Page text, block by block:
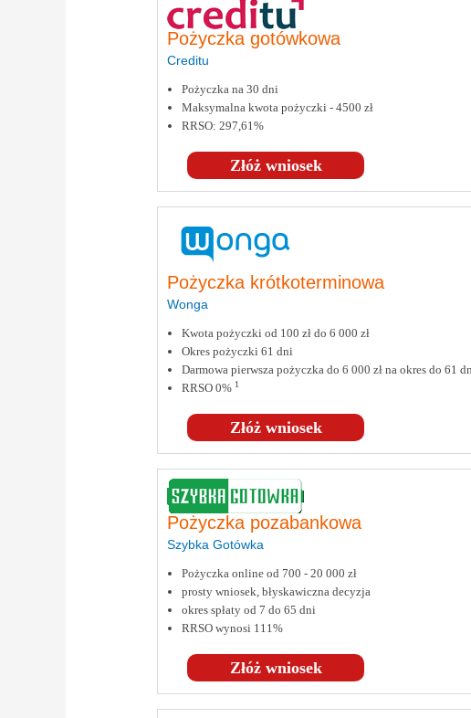
Pożyczka gotówkowa
Creditu
Złóż wniosek
Pożyczka na 30 dni
Maksymalna kwota pożyczki - 4500 zł
RRSO: 297,61%
Pożyczka krótkoterminowa
Wonga
Złóż wniosek
Kwota pożyczki od 100 zł do 6 000 zł
Okres pożyczki 61 dni
Darmowa pierwsza pożyczka do 6 000 zł na okres do 61
RRSO 0% 1
Pożyczka pozabankowa
Szybka Gotówka
Złóż wniosek
Pożyczka online od 700 - 20 000 zł
prosty wniosek, błyskawiczna decyzja
okres spłaty od 7 do 65 dni
RRSO wynosi 111%